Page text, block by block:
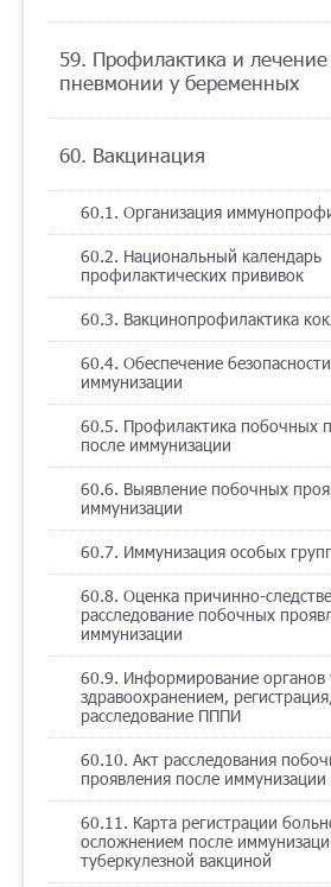
59. Профилактика и
пневмонии у беременных
60. Вакцинация
60.1. Организация
60.2. Национальный календарь
профилактических прививок
60.3. Вакцинопрофилактика
60.4. Обеспечение безопасности
иммунизации
60.5. Профилактика побочных
после иммунизации
60.6. Выявление побочных
иммунизации
60.7. Иммунизация особых
60.8. Оценка причинно-
расследование побочных
иммунизации
60.9. Информирование органов
здравоохранением,
расследование ПППИ
60.10. Акт расследования
проявления после иммунизации
60.11. Карта регистрации
осложнением после
туберкулезной вакциной